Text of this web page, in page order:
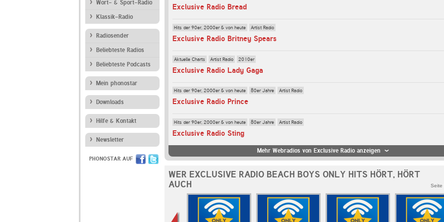
Wort- & Sport-Radio
Klassik-Radio
Radiosender
Beliebteste Radios
Beliebteste Podcasts
Mein phonostar
Downloads
Hilfe & Kontakt
Newsletter
PHONOSTAR AUF
Exclusive Radio Bread
Hits der 90er, 2000er & von heute Artist Radio
Exclusive Radio Britney Spears
Aktuelle Charts Artist Radio 2010er
Exclusive Radio Lady Gaga
Hits der 90er, 2000er & von heute 80er Jahre Artist Radio
Exclusive Radio Prince
Hits der 90er, 2000er & von heute 80er Jahre Artist Radio
Exclusive Radio Sting
Mehr Webradios von Exclusive Radio anzeigen
WER EXCLUSIVE RADIO BEACH BOYS ONLY HITS HÖRT, HÖRT
AUCH
Seite